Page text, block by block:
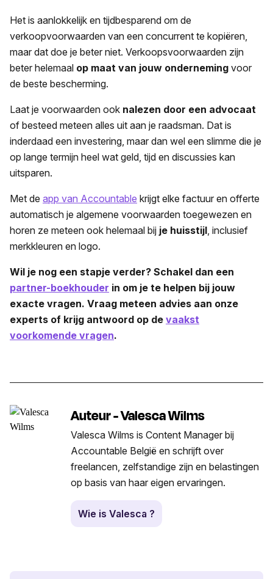
Het is aanlokkelijk en tijdbesparend om de
verkoopvoorwaarden van een concurrent te kopiëren,
maar dat doe je beter niet. Verkoopsvoorwaarden zijn
beter helemaal op maat van jouw onderneming voor
de beste bescherming.
Laat je voorwaarden ook nalezen door een advocaat
of besteed meteen alles uit aan je raadsman. Dat is
inderdaad een investering, maar dan wel een slimme die je
op lange termijn heel wat geld, tijd en discussies kan
uitsparen.
Met de app van Accountable krijgt elke factuur en offerte
automatisch je algemene voorwaarden toegewezen en
horen ze meteen ook helemaal bij je huisstijl, inclusief
merkkleuren en logo.
Wil je nog een stapje verder? Schakel dan een
partner-boekhouder in om je te helpen bij jouw
exacte vragen. Vraag meteen advies aan onze
experts of krijg antwoord op de vaakst
voorkomende vragen.
Auteur - Valesca Wilms
Valesca Wilms is Content Manager bij
Accountable België en schrijft over
freelancen, zelfstandige zijn en belastingen
op basis van haar eigen ervaringen.
Wie is Valesca ?